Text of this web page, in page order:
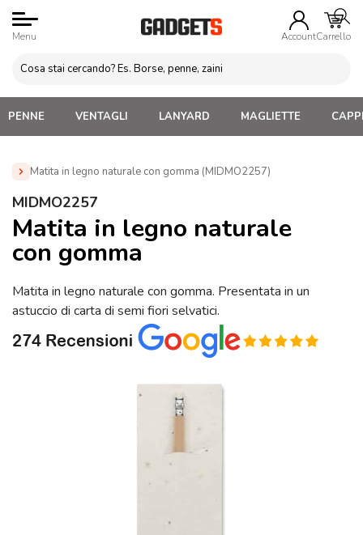
Menu AccountCarrello
PENNE VENTAGLI LANYARD MAGLIETTE
Matita in legno naturale con gomma (MIDMO2257)
Home » Penne Personalizzate con LOGO, Matite, Pastelli,
naturale con gomma (MIDMO2257)
MIDMO2257
Matita in legno naturale
con gomma
Matita in legno naturale con gomma. Presentata in un
astuccio di carta di semi fiori selvatici.